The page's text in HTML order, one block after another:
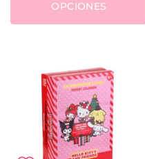
OPCIONES